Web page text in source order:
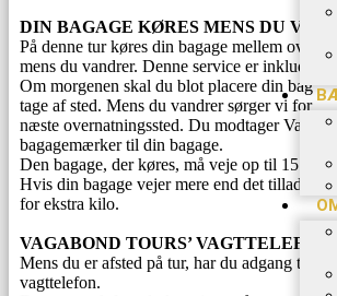
DIN BAGAGE KØRES MENS DU
På denne tur køres din bagage mellem
mens du vandrer. Denne service er inkluderet
Om morgenen skal du blot placere din bagage
tage af sted. Mens du vandrer sørger vi for at
næste overnatningssted. Du modtager
bagagemærker til din bagage.
Den bagage, der køres, må veje op til 15 kg.
Hvis din bagage vejer mere end det tilladte,
for ekstra kilo.
VAGABOND TOURS’ VAGTTELEFON
Mens du er afsted på tur, har du adgang til
vagttelefon.